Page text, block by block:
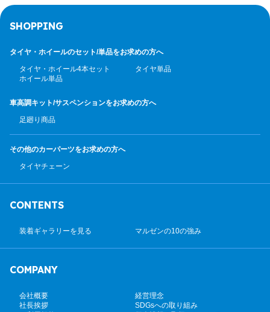
SHOPPING
タイヤ・ホイールのセット/単品をお求めの方へ
タイヤ・ホイール4本セット
タイヤ単品
ホイール単品
車高調キット/サスペンションをお求めの方へ
足廻り商品
その他のカーパーツをお求めの方へ
タイヤチェーン
CONTENTS
装着ギャラリーを見る マルゼンの10の強み
COMPANY
会社概要
経営理念
社長挨拶
SDGsへの取り組み